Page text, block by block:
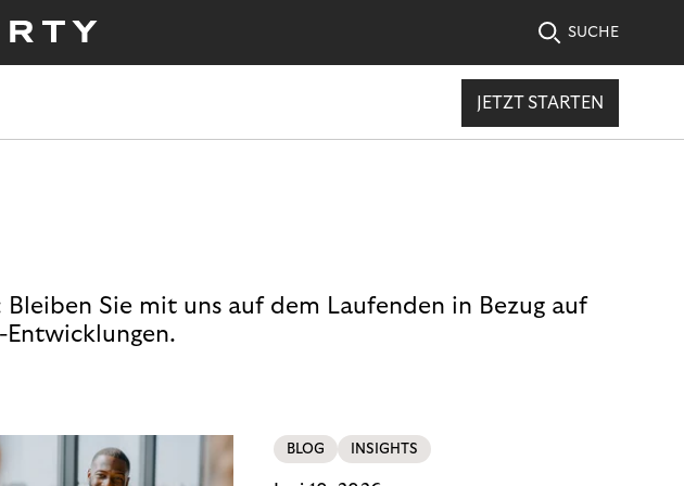
SUCHE
JETZT STARTEN
Sie mit uns auf dem Laufenden in Bezug auf
BLOG INSIGHTS